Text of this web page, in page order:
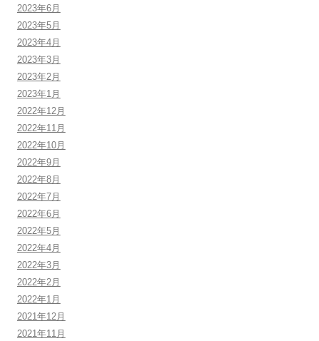
2023年6月
2023年5月
2023年4月
2023年3月
2023年2月
2023年1月
2022年12月
2022年11月
2022年10月
2022年9月
2022年8月
2022年7月
2022年6月
2022年5月
2022年4月
2022年3月
2022年2月
2022年1月
2021年12月
2021年11月